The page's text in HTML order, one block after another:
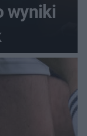
wyniki